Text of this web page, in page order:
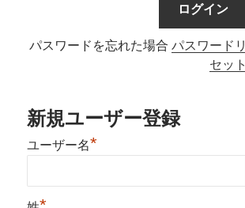
パスワードを忘れた場合パスワードリ
セット
新規ユーザー登録
ユーザー名*